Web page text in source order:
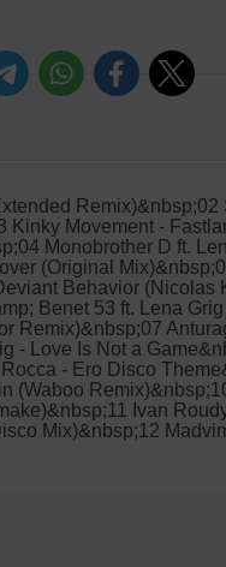
Remix)&nbsp;02
Kinky Movement -
Monobrother D ft.
(Original
Behavior (Nicolas
Benet 53 ft. Lena
Remix)&nbsp;07
- Love Is Not a
- Ero Disco
(Waboo
Ivan
Mix)&nbsp;12